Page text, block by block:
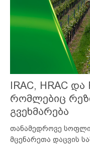
IRAC, HRAC
რომლებიც
გვეხმარება
თანამედროვე
მცენარეთა დაცვის